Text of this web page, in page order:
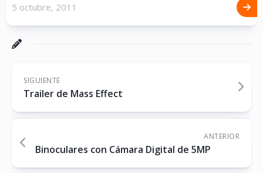
5 octubre, 2011
SIGUIENTE
Trailer de Mass Effect
ANTERIOR
Binoculares con Cámara Digital de 5MP